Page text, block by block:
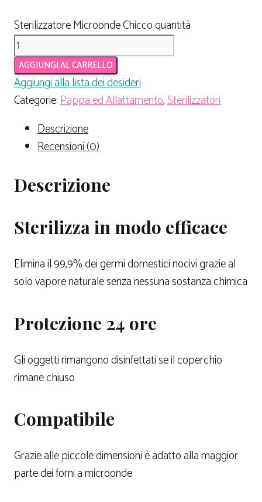
Sterilizzatore Microonde Chicco quantità
AGGIUNGI AL CARRELLO
Aggiungi alla lista dei desideri
Categorie:Pappa ed Allattamento,Sterilizzatori
Descrizione
Recensioni (0)
Descrizione
Sterilizza in modo efficace
Elimina il 99,9% dei germi domestici nocivi grazie al
solo vapore naturale senza nessuna sostanza chimica
Protezione 24 ore
Gli oggetti rimangono disinfettati se il coperchio
rimane chiuso
Compatibile
Grazie alle piccole dimensioni è adatto alla maggior
parte dei forni a microonde